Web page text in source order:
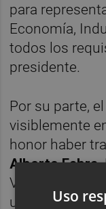
para
Economía,
todos los
presidente.
Por su parte,
visiblemente
honor haber
Alberto Fabra.
Valencia es la
una
Uso